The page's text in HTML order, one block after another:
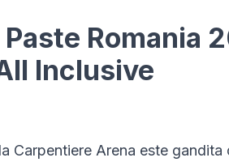
Romania
Inclusive
Carpentiere Arena este